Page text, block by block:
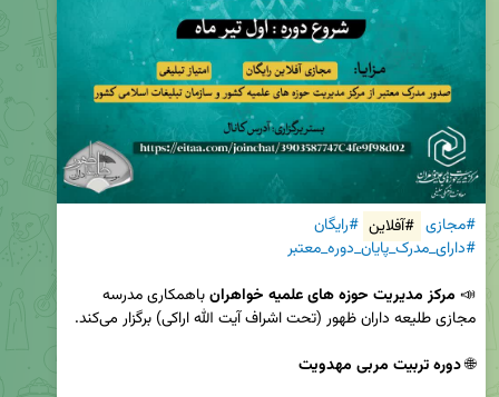
#مجازی #آفلاین #رایگان
#دارای_مدرک_پایان_دوره_معتبر
📣 مرکز مدیریت حوزه های علمیه خواهران
🌐 دوره تربیت مربی مهدویت